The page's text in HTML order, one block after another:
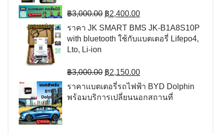
฿3,000.00 Original
price
was:
฿3,000.00.
฿2,400.00Current
price
is:
฿2,400.00.
ราคา JK SMART BMS JK-B1A8S10P
with bluetooth ใช้กับแบตเตอรี่ Lifepo4,
Lto, Li-ion
฿3,000.00 Original
price
was:
฿3,000.00.
฿2,150.00Current
price
is:
฿2,150.00.
ราคาแบตเตอรี่รถไฟฟ้า BYD Dolphin
พร้อมบริการเปลี่ยนนอกสถานที่